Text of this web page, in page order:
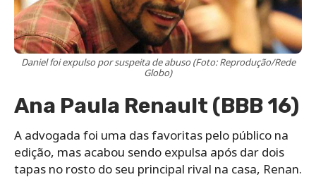
Daniel foi expulso por suspeita de abuso (Foto: Reprodução/Rede
Globo)
Ana Paula Renault (BBB 16)
A advogada foi uma das favoritas pelo público na
edição, mas acabou sendo expulsa após dar dois
tapas no rosto do seu principal rival na casa, Renan.